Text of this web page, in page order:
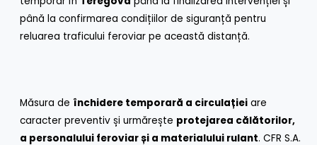
până la confirmarea condițiilor de siguranță pentru
reluarea traficului feroviar pe această distanță.
Măsura de închidere temporară a circulației are
caracter preventiv și urmărește protejarea călătorilor,
a personalului feroviar și a materialului rulant. CFR S.A.